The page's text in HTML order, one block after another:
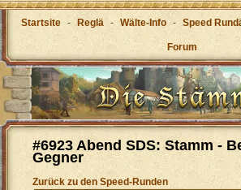
Startsite - Reglä - Wälte-Info - Speed
Forum
#6923 Abend SDS: Stamm -
Gegner
Zurück zu den Speed-Runden